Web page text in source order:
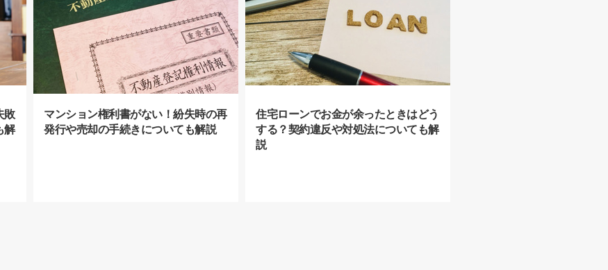
敗
解
マンション権利書がない！紛失時の再
発行や売却の手続きについても解説
住宅ローンでお金が余ったときはどう
する？契約違反や対処法についても解
説